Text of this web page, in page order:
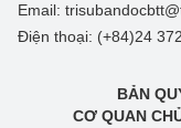
Email:
Điện thoại: (+84)24
BẢN
CƠ QUAN